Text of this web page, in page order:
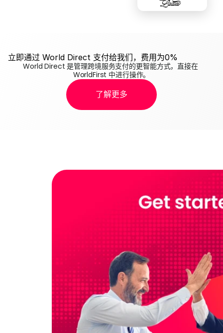
立即通过 World Direct 支付给我们，费用为0%
World Direct 是管理跨境服务支付的更智能方式，直接在
WorldFirst 中进行操作。
了解更多